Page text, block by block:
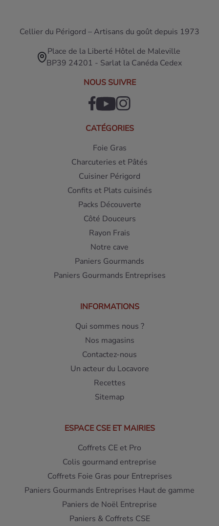
Cellier du Périgord – Artisans du goût depuis 1973
Place de la Liberté Hôtel de Maleville
BP39 24201 - Sarlat la Canéda Cedex
NOUS SUIVRE
CATÉGORIES
Foie Gras
Charcuteries et Pâtés
Cuisiner Périgord
Confits et Plats cuisinés
Packs Découverte
Côté Douceurs
Rayon Frais
Notre cave
Paniers Gourmands
Paniers Gourmands Entreprises
INFORMATIONS
Qui sommes nous ?
Nos magasins
Contactez-nous
Un acteur du Locavore
Recettes
Sitemap
ESPACE CSE ET MAIRIES
Coffrets CE et Pro
Colis gourmand entreprise
Coffrets Foie Gras pour Entreprises
Paniers Gourmands Entreprises Haut de gamme
Paniers de Noël Entreprise
Paniers & Coffrets CSE